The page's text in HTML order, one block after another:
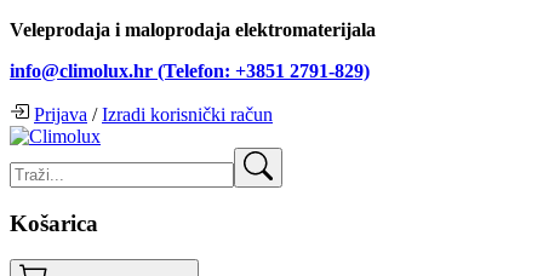
Veleprodaja i maloprodaja elektromaterijala
info@climolux.hr (Telefon: +3851 2791-829)
Prijava /Izradi korisnički račun
Košarica